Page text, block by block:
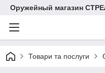
Оружейный магазин
Товари та послуги